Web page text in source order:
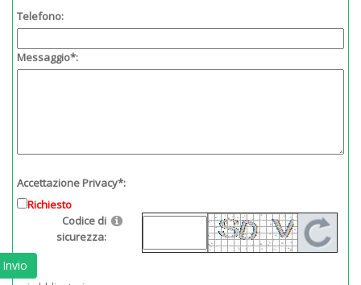
Telefono:
Messaggio*:
Accettazione Privacy*:
Richiesto
Codice di
sicurezza:
Invio